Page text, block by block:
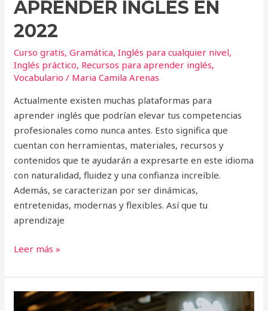
APRENDER INGLÉS EN
2022
Curso gratis,Gramática,Inglés para cualquier nivel,
Inglés práctico, Recursos para aprender inglés,
Vocabulario / Maria Camila Arenas
Actualmente existen muchas plataformas para
aprender inglés que podrían elevar tus competencias
profesionales como nunca antes. Esto significa que
cuentan con herramientas, materiales, recursos y
contenidos que te ayudarán a expresarte en este idioma
con naturalidad, fluidez y una confianza increíble.
Además, se caracterizan por ser dinámicas,
entretenidas, modernas y flexibles. Así que tu
aprendizaje
Leer más »
10